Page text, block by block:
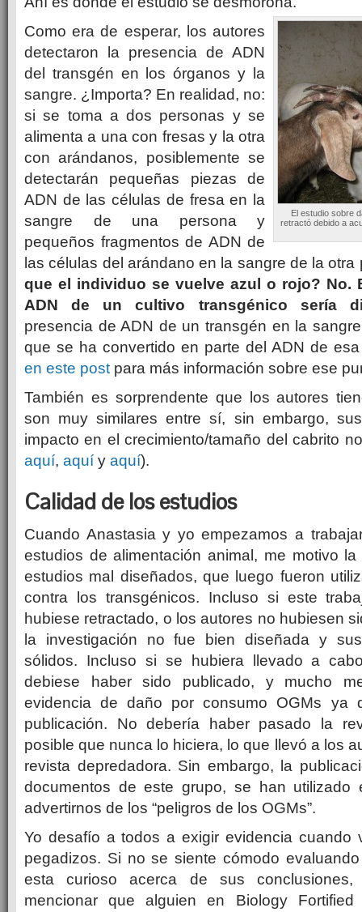
El estudio sobre
retractó debido a
Como era de esperar, los autores
detectaron la presencia de ADN
del transgén en los órganos y la
sangre. ¿Importa? En realidad, no:
si se toma a dos personas y se
alimenta a una con fresas y la otra
con arándanos, posiblemente se
detectarán pequeñas piezas de
ADN de las células de fresa en la
sangre de una persona y
pequeños fragmentos de ADN de
las células del arándano en la sangre de la
que el individuo se vuelve azul o rojo? No.
ADN de un cultivo transgénico sería
presencia de ADN de un transgén en la
que se ha convertido en parte del ADN de
en este post para más información sobre ese
También es sorprendente que los autores
son muy similares entre sí, sin embargo,
impacto en el crecimiento/tamaño del cabrito
aquí, aquí y aquí).
Calidad de los estudios
Cuando Anastasia y yo empezamos a
estudios de alimentación animal, me motivo
estudios mal diseñados, que luego fueron
contra los transgénicos. Incluso si este
hubiese retractado, o los autores no hubiesen
la investigación no fue bien diseñada y
sólidos. Incluso si se hubiera llevado a
debiese haber sido publicado, y mucho
evidencia de daño por consumo OGMs ya
publicación. No debería haber pasado la
posible que nunca lo hiciera, lo que llevó a los
revista depredadora. Sin embargo, la
documentos de este grupo, se han utilizado
advertirnos de los “peligros de los OGMs”.
Yo desafío a todos a exigir evidencia cuando
pegadizos. Si no se siente cómodo
esta curioso acerca de sus
mencionar que alguien en Biology